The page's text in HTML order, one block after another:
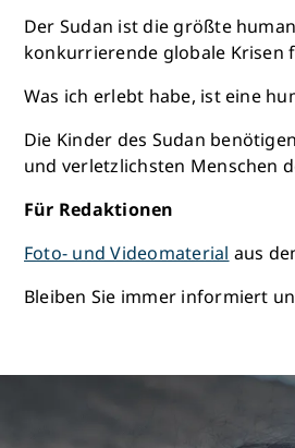
Der Sudan ist die größte
konkurrierende globale Krisen
Was ich erlebt habe, ist eine
Die Kinder des Sudan
und verletzlichsten Menschen
Für Redaktionen
Foto- und Videomaterial aus
Bleiben Sie immer informiert